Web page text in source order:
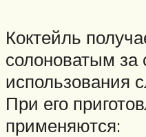
Коктейль
солоноватым за
использования
При его
применяются: